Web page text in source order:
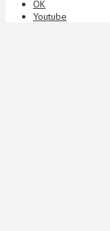
ОК
Youtube